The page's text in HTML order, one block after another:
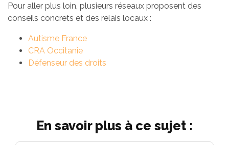
Pour aller plus loin, plusieurs réseaux proposent des
conseils concrets et des relais locaux :
Autisme France
CRA Occitanie
Défenseur des droits
En savoir plus à ce sujet :